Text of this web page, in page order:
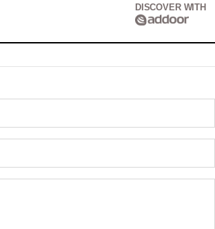
DISCOVER WITH